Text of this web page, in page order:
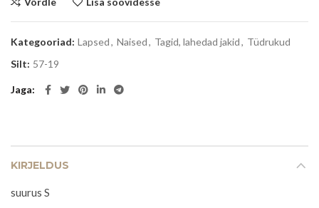
Kategooriad: Lapsed, Naised, Tagid, lahedad jakid, Tüdrukud
Silt: 57-19
Jaga
KIRJELDUS
suurus S